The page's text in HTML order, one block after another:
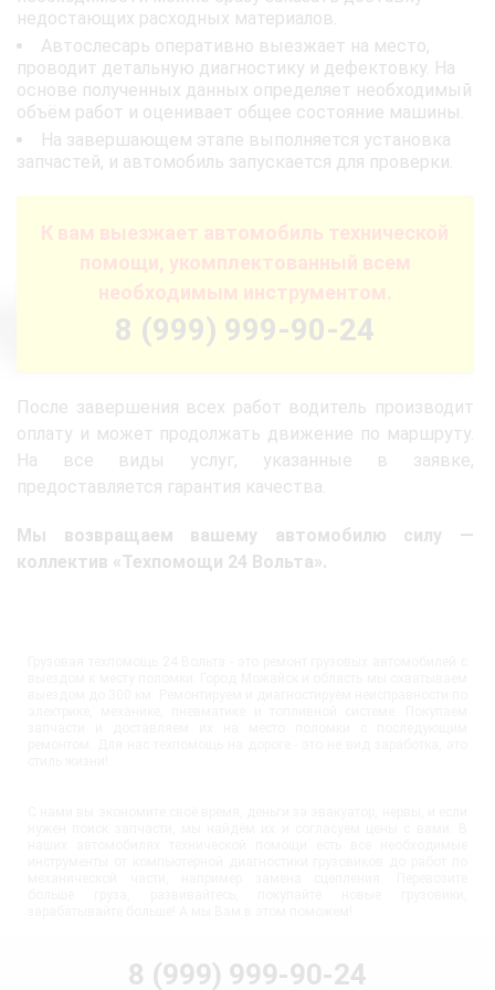
недостающих расходных материалов.
Автослесарь оперативно выезжает на место,
проводит детальную диагностику и дефектовку. На
основе полученных данных определяет необходимый
объём работ и оценивает общее состояние машины.
На завершающем этапе выполняется установка
запчастей, и автомобиль запускается для проверки.
К вам выезжает автомобиль технической
помощи, укомплектованный всем
необходимым инструментом.
8 (999) 999-90-24
После завершения всех работ водитель производит
оплату и может продолжать движение по маршруту.
На все виды услуг, указанные в заявке,
предоставляется гарантия качества.
Мы возвращаем вашему автомобилю силу —
коллектив «Техпомощи 24 Вольта».
8 (999) 999-90-24